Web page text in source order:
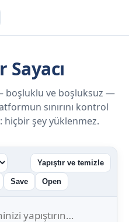
boşluklu ve boşluksuz —
sınırını kontrol
hiçbir şey yüklenmez.
Yapıştır ve temizle
Save Open